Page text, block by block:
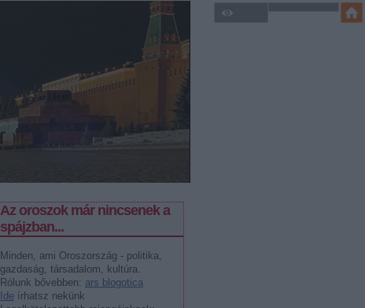
Az oroszok már nincsenek a
spájzban...
Minden, ami Oroszország - politika,
gazdaság, társadalom, kultúra.
Rólunk bővebben: ars blogotica
Ide írhatsz nekünk